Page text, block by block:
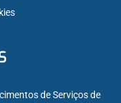
de Serviços de